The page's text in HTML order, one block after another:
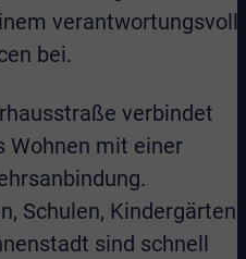
bei.
verbindet
Wohnen mit einer
Schulen, Kindergärten
sind schnell